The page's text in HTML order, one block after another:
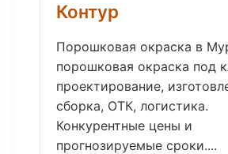
Контур
Порошковая окраска в
порошковая окраска под
проектирование,
сборка, ОТК, логистика.
Конкурентные цены и
прогнозируемые сроки....